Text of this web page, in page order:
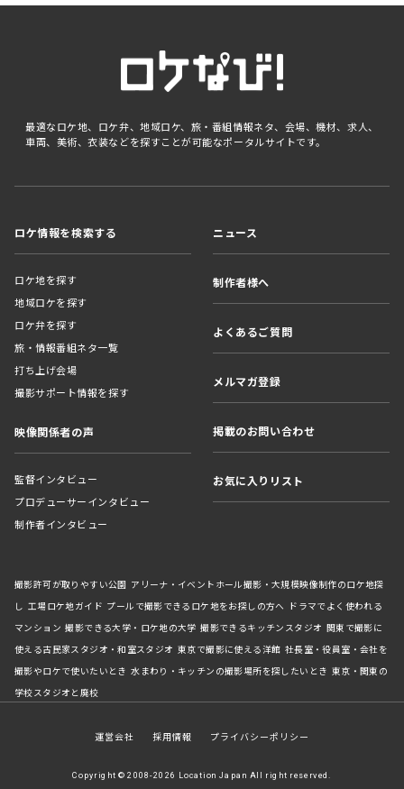
最適なロケ地、ロケ弁、地域ロケ、旅・番組情報ネタ、会場、機材、求人、
車両、美術、衣装などを探すことが可能なポータルサイトです。
ロケ情報を検索する
ロケ地を探す
地域ロケを探す
ロケ弁を探す
旅・情報番組ネタ一覧
打ち上げ会場
撮影サポート情報を探す
映像関係者の声
監督インタビュー
プロデューサーインタビュー
制作者インタビュー
ニュース
制作者様へ
よくあるご質問
メルマガ登録
掲載のお問い合わせ
お気に入りリスト
撮影許可が取りやすい公園 アリーナ・イベントホール撮影・大規模映像制作のロケ地探
し 工場ロケ地ガイド プールで撮影できるロケ地をお探しの方へ ドラマでよく使われる
マンション 撮影できる大学・ロケ地の大学 撮影できるキッチンスタジオ 関東で撮影に
使える古民家スタジオ・和室スタジオ 東京で撮影に使える洋館 社長室・役員室・会社を
撮影やロケで使いたいとき 水まわり・キッチンの撮影場所を探したいとき 東京・関東の
学校スタジオと廃校
運営会社 採用情報 プライバシーポリシー
Copyright © 2008-2026 Location Japan All right reserved.